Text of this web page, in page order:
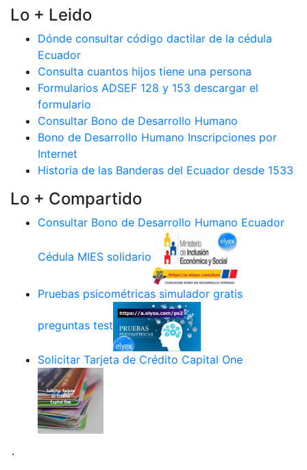
Lo + Leido
Dónde consultar código dactilar de la cédula
Ecuador
Consulta cuantos hijos tiene una persona
Formularios ADSEF 128 y 153 descargar el
formulario
Consultar Bono de Desarrollo Humano
Bono de Desarrollo Humano Inscripciones por
Internet
Historia de las Banderas del Ecuador desde 1533
Lo + Compartido
Consultar Bono de Desarrollo Humano Ecuador
Cédula MIES solidario
Pruebas psicométricas simulador gratis
preguntas test
Solicitar Tarjeta de Crédito Capital One
.